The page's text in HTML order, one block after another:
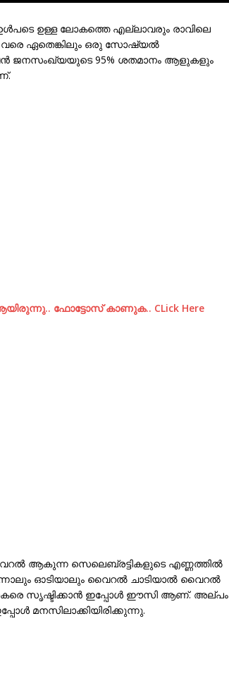
ഉള്ള ലോകത്തെ എല്ലാവരും രാവിലെ
ഏതെങ്കിലും ഒരു സോഷ്യല്‍
ജനസംഖ്യയുടെ 95% ശതമാനം ആളുകളും
ഫോട്ടോസ് കാണുക.. CLick Here
ആകുന്ന സെലെബ്രട്ടികളുടെ എണ്ണത്തില്‍
ഓടിയാലും വൈറല്‍ ചാടിയാല്‍ വൈറല്‍
സൃഷ്ടിക്കാന്‍ ഇപ്പോള്‍ ഈസി ആണ്. അല്പം
മനസിലാക്കിയിരിക്കുന്നു.